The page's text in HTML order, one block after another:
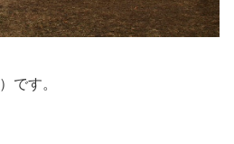
）です。